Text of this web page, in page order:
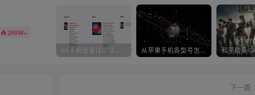
269W+
ios手机设备详细插件平刷教程 从苹果手机各型号怎么越狱到怎么开科技完整教程
下一篇